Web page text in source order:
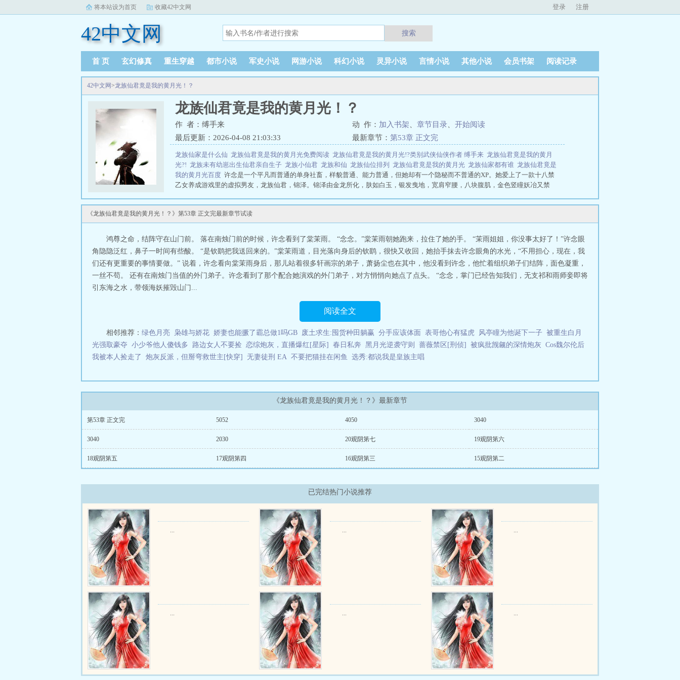
将本站设为首页 收藏42中文网 登录 注册
42中文网 搜索
首 页 玄幻修真 重生穿越 都市小说 军史小说 网游小说 科幻小说 灵异小说 言情小说 其他小说 会员书架 阅读记录
42中文网>龙族仙君竟是我的黄月光！？
龙族仙君竟是我的黄月光！？
作 者：缚手来 动 作： 加入书架 章节目录
开始阅读
最后更新：2026-04-08 21:03:33
最新章节： 第53章 正文完
龙族仙家是什么仙 龙族仙君竟是我的黄月光免费阅读 龙族仙君竟是我的黄月光!?类别武侠仙侠作者 缚手来 龙族仙君竟是我的黄月
光?! 龙族未有幼崽出生仙君亲自生子 龙族小仙君 龙族和仙 龙族仙位排列 龙族仙君竟是我的黄月光 龙族仙家都有谁 龙族仙君竟是
我的黄月光百度 许念是一个平凡而普通的单身社畜，样貌普通、能力普通，但她却有一个隐秘而不普通的XP。她爱上了一款十八禁
乙女养成游戏里的虚拟男友，龙族仙君，锦泽。锦泽由金龙所化，肤如白玉，银发曳地，宽肩窄腰，八块腹肌，金色竖瞳妖冶又禁
喜欢龙族仙君竟是我的黄月光！？缚手来最新章节，请分享给您的好友一起来笔趣文学免费阅读。魔蝎小说龙族仙君竟是我的黄月
光！？
《龙族仙君竟是我的黄月光！？》第53章 正文完最新章节试读
鸿尊之命，结阵守在山门前。 落在南烛门前的时候，许念看到了棠茉雨。 “念念。”棠茉雨朝她跑来，拉住了她的手。 “茉雨姐姐，你没事太好了！”许念眼
角隐隐泛红，鼻子一时间有些酸。 “是钦鹞把我送回来的。”棠茉雨道，目光落向身后的钦鹞，很快又收回，她抬手抹去许念眼角的水光，“不用担心，现在，我
们还有更重要的事情要做。” 说着，许念看向棠茉雨身后，那儿站着很多轩画宗的弟子，萧扬尘也在其中，他没看到许念，他忙着组织弟子们结阵，面色凝重，
一丝不苟。 还有在南烛门当值的外门弟子。许念看到了那个配合她演戏的外门弟子，对方悄悄向她点了点头。 “念念，掌门已经告知我们，无支祁和雨师妾即将
引东海之水，带领海妖摧毁山门...
阅读全文
相邻推荐： 绿色月亮 枭雄与娇花 娇妻也能撅了霸总做1吗GB 废土求生:囤货种田躺赢 分手应该体面 表哥他心有猛虎 风亭瞳为他诞下一子 被重生白月
光强取豪夺 小少爷他人傻钱多 路边女人不要捡 恋综炮灰，直播爆红[星际] 春日私奔 黑月光逆袭守则 蔷薇禁区[刑侦] 被疯批觊觎的深情炮灰 Cos魏尔伦后
我被本人捡走了
炮灰反派，但掰弯救世主[快穿] 无妻徒刑 EA 不要把猫挂在闲鱼 选秀:都说我是皇族主唱
《龙族仙君竟是我的黄月光！？》最新章节
第53章 正文完 5052 4050 3040
3040 2030 20观阴第七 19观阴第六
18观阴第五 17观阴第四 16观阴第三 15观阴第二
已完结热门小说推荐
... ... ...
... ... ...